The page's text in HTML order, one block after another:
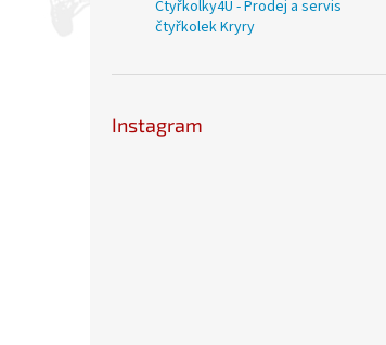
Čtyřkolky4U - Prodej a servis
čtyřkolek Kryry
Instagram